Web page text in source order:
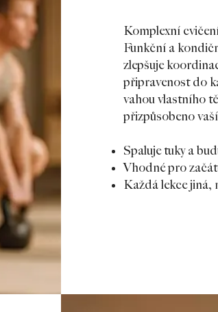
Komplexní
Funkční a
zlepšuje
připravenost do
vahou vlastního
přizpůsobeno
Spaluje tuky a
Vhodné pro
Každá lekce jiná,